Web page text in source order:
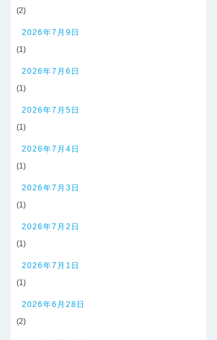
(2)
2026年7月9日
(1)
2026年7月6日
(1)
2026年7月5日
(1)
2026年7月4日
(1)
2026年7月3日
(1)
2026年7月2日
(1)
2026年7月1日
(1)
2026年6月28日
(2)